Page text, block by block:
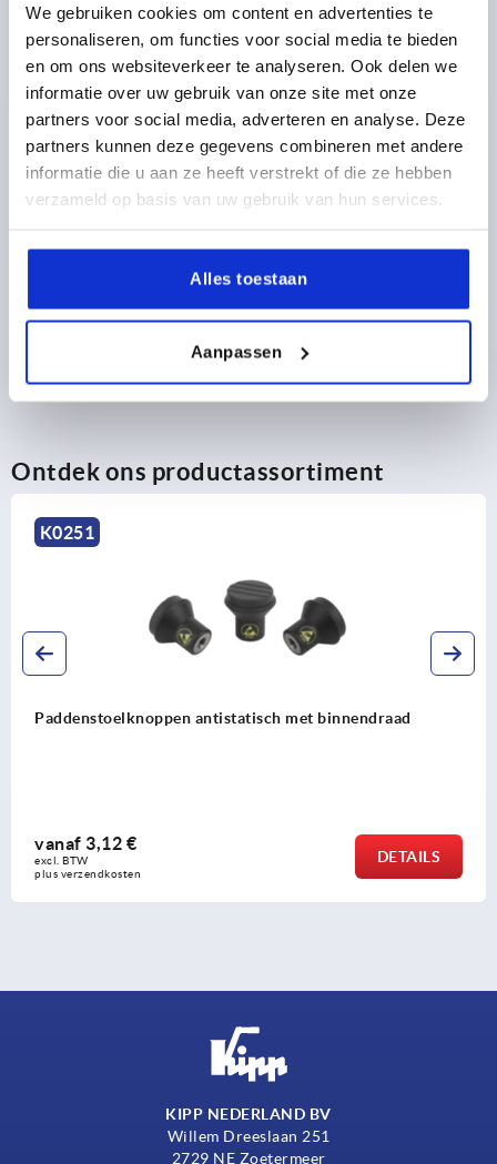
We gebruiken cookies om content en advertenties te
personaliseren, om functies voor social media te bieden
en om ons websiteverkeer te analyseren. Ook delen we
informatie over uw gebruik van onze site met onze
partners voor social media, adverteren en analyse. Deze
partners kunnen deze gegevens combineren met andere
informatie die u aan ze heeft verstrekt of die ze hebben
verzameld op basis van uw gebruik van hun services.
Alles toestaan
Aanpassen
Bestelnummer: K0251.12005144X10
2,64 €
plus verzendkosten
CAD
DOWNLOADS
Ontdek ons productassortiment
antistatisch met binnendraad
3,12 €
BTW
verzendkosten
DETAILS
KIPP NEDERLAND BV
Willem Dreeslaan 251
2729 NE Zoetermeer